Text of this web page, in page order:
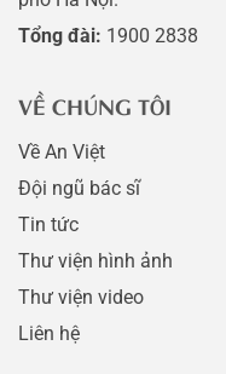
Tổng đài: 1900 2838
VỀ CHÚNG TÔI
Về An Việt
Đội ngũ bác sĩ
Tin tức
Thư viện hình ảnh
Thư viện video
Liên hệ